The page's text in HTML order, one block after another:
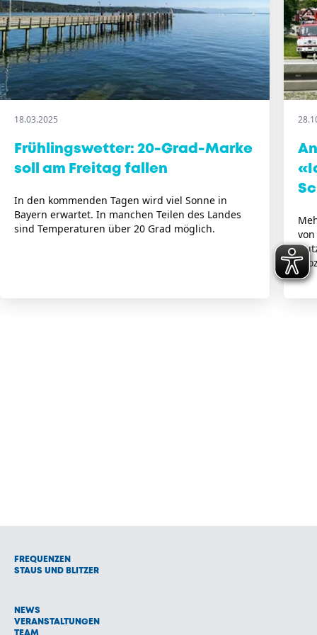
18.03.2025
Frühlingswetter: 20-Grad-Marke
soll am Freitag fallen
In den kommenden Tagen wird viel Sonne in
Bayern erwartet. In manchen Teilen des Landes
sind Temperaturen über 20 Grad möglich.
FREQUENZEN
STAUS UND BLITZER
NEWS
VERANSTALTUNGEN
TEAM